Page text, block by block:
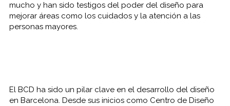
mucho y han sido testigos del poder del diseño para
mejorar áreas como los cuidados y la atención a las
personas mayores.
El BCD ha sido un pilar clave en el desarrollo del diseño
en Barcelona. Desde sus inicios como Centro de Diseño